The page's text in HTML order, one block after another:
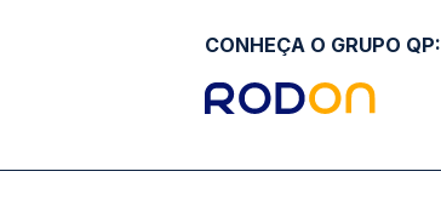
CONHEÇA O GRUPO QP: